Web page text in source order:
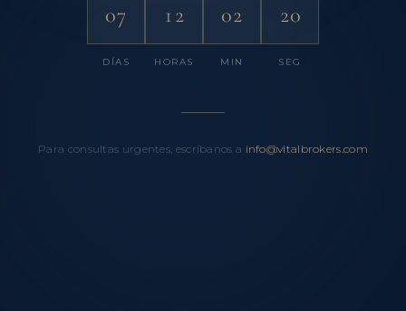
07
DÍAS
12
HORAS
02
MIN
20
SEG
Para consultas urgentes, escríbanos a info@vitalbrokers.com